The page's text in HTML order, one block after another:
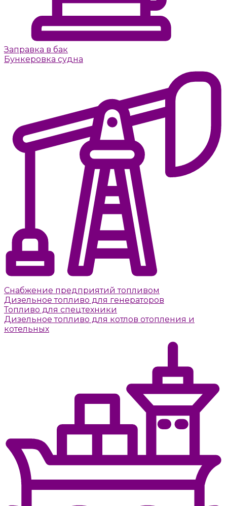
Заправка в бак
Бункеровка судна
Снабжение предприятий топливом
Дизельное топливо для генераторов
Топливо для спецтехники
Дизельное топливо для котлов отопления и
котельных